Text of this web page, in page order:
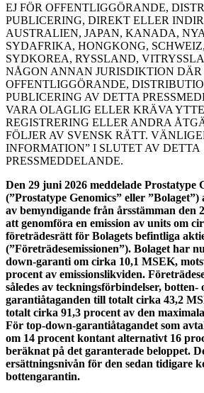
EJ FÖR OFFENTLIGGÖRANDE,
PUBLICERING, DIREKT ELLER
AUSTRALIEN, JAPAN, KANADA,
SYDAFRIKA, HONGKONG,
SYDKOREA, RYSSLAND,
NÅGON ANNAN JURISDIKTION DÄR
OFFENTLIGGÖRANDE,
PUBLICERING AV DETTA
VARA OLAGLIG ELLER KRÄVA
REGISTRERING ELLER ANDRA
FÖLJER AV SVENSK RÄTT.
INFORMATION” I SLUTET AV DETTA
PRESSMEDDELANDE.
Den 29 juni 2026 meddelade Prostatype
(”Prostatype Genomics” eller ”Bolaget”)
av bemyndigande från årsstämman den
att genomföra en emission av units om
företrädesrätt för Bolagets befintliga
(”Företrädesemissionen”). Bolaget har
down-garanti om cirka 10,1 MSEK,
procent av emissionslikviden.
således av teckningsförbindelser, botten-
garantiåtaganden till totalt cirka 43,2
totalt cirka 91,3 procent av den
För top-down-garantiåtagandet som
om 14 procent kontant alternativt 16
beräknat på det garanterade beloppet.
ersättningsnivån för den sedan tidigare
bottengarantin.